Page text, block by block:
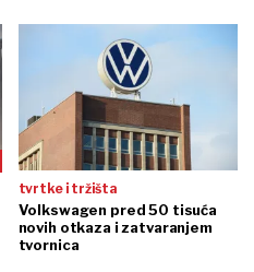
tvrtke i tržišta
Volkswagen pred 50 tisuća
novih otkaza i zatvaranjem
tvornica